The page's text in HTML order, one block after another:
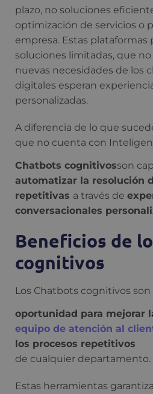
plazo, no soluciones
optimización de servicios o
empresa. Estas
soluciones limitadas, que no
nuevas necesidades de los
digitales esperan
personalizadas.
A diferencia de lo que
que no cuenta con
Chatbots cognitivosson
automatizar la resolución
repetitivas a través de
conversacionales
Beneficios de
cognitivos
Los Chatbots cognitivos son
oportunidad para mejorar
equipo de atención al
los procesos repetitivos
de cualquier departamento.
Estas herramientas